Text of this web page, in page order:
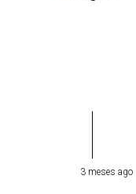
3 meses ago